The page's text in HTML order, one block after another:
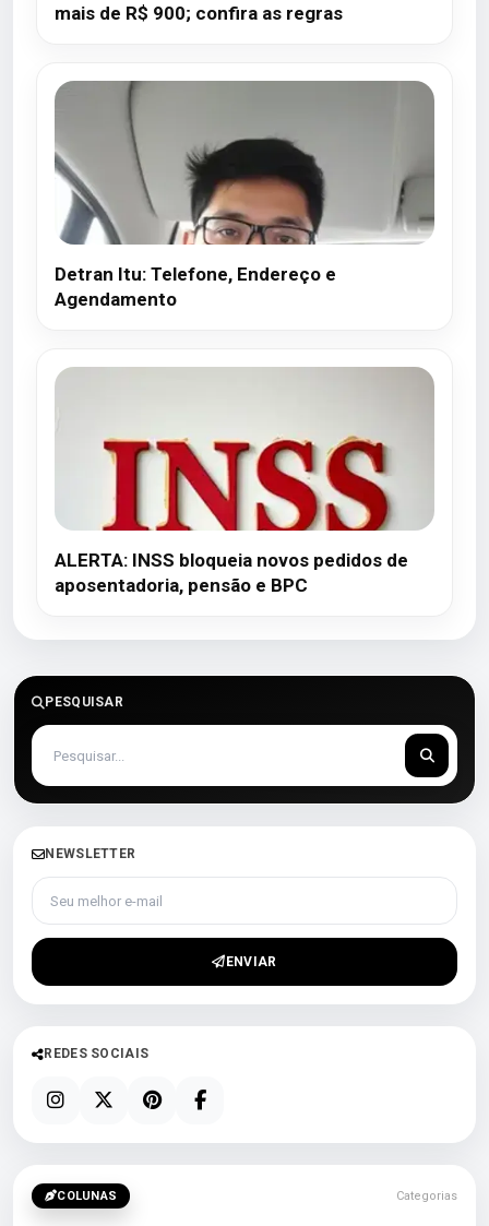
mais de R$ 900; confira as regras
Detran Itu: Telefone, Endereço e
Agendamento
ALERTA: INSS bloqueia novos pedidos de
aposentadoria, pensão e BPC
PESQUISAR
NEWSLETTER
Seu melhor e-mail
ENVIAR
REDES SOCIAIS
COLUNAS Categorias